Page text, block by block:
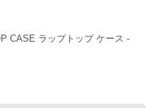
CASE ラップトップ ケース -